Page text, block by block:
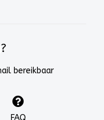
bereikbaar
FAQ